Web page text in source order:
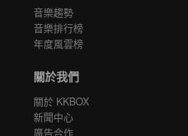
音樂趨勢
音樂排行榜
年度風雲榜
關於我們
關於 KKBOX
新聞中心
廣告合作